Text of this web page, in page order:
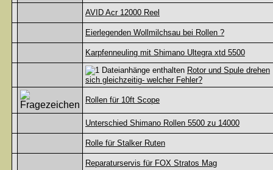
AVID Acr 12000 Reel
Eierlegenden Wollmilchsau bei Rollen ?
Karpfenneuling mit Shimano Ultegra xtd 5500
Rotor und Spule drehen
sich gleichzeitig- welcher Fehler?
Rollen für 10ft Scope
Unterschied Shimano Rollen 5500 zu 14000
Rolle für Stalker Ruten
Reparaturservis für FOX Stratos Mag